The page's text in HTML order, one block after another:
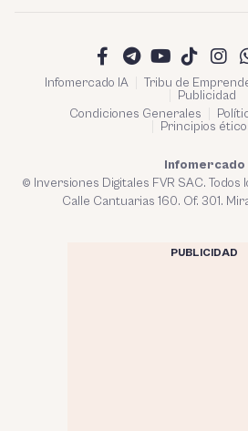
Infomercado IA Tribu de
Publicidad
Condiciones Generales
Principios
Infomercado
© Inversiones Digitales FVR SAC.
Calle Cantuarias 160. Of. 301.
PUBLICIDAD